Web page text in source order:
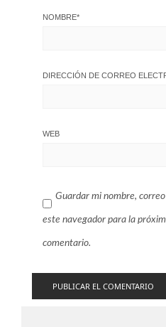
NOMBRE*
DIRECCIÓN DE CORREO
WEB
Guardar mi nombre,
este navegador para la
comentario.